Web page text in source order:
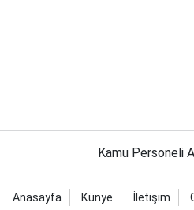
Kamu Personeli
Anasayfa Künye İletişim